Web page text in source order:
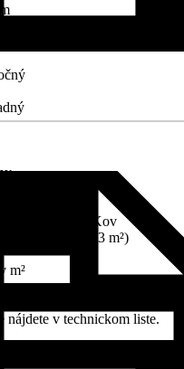
ponorom, Kov
obsahujú 3 m²)
m²
nájdete v technickom liste.